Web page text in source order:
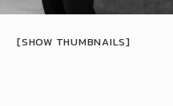
[SHOW THUMBNAILS]